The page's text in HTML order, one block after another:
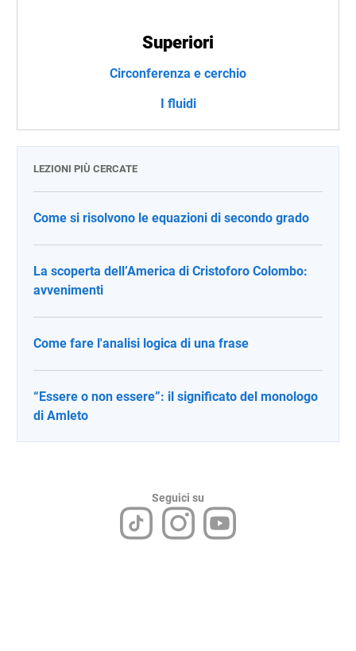
Superiori
Circonferenza e cerchio
I fluidi
LEZIONI PIÙ CERCATE
Come si risolvono le equazioni di secondo grado
La scoperta dell’America di Cristoforo Colombo:
avvenimenti
Come fare l'analisi logica di una frase
“Essere o non essere”: il significato del monologo
di Amleto
Seguici su